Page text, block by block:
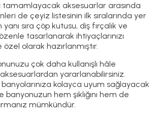
tamamlayacak aksesuarlar arasında
de çeyiz listesinin ilk sıralarında yer
yanı sıra çöp kutusu, diş fırçalık ve
tasarlanarak ihtiyaçlarınızı
olarak hazırlanmıştır.
çok daha kullanışlı hâle
yararlanabilirsiniz.
kolayca uyum sağlayacak
hem şıklığını hem de
mümkündür.